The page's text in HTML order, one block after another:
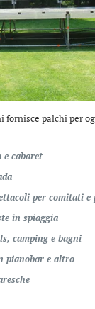
fornisce palchi per
e cabaret
per comitati e
in spiaggia
camping e bagni
pianobar e altro